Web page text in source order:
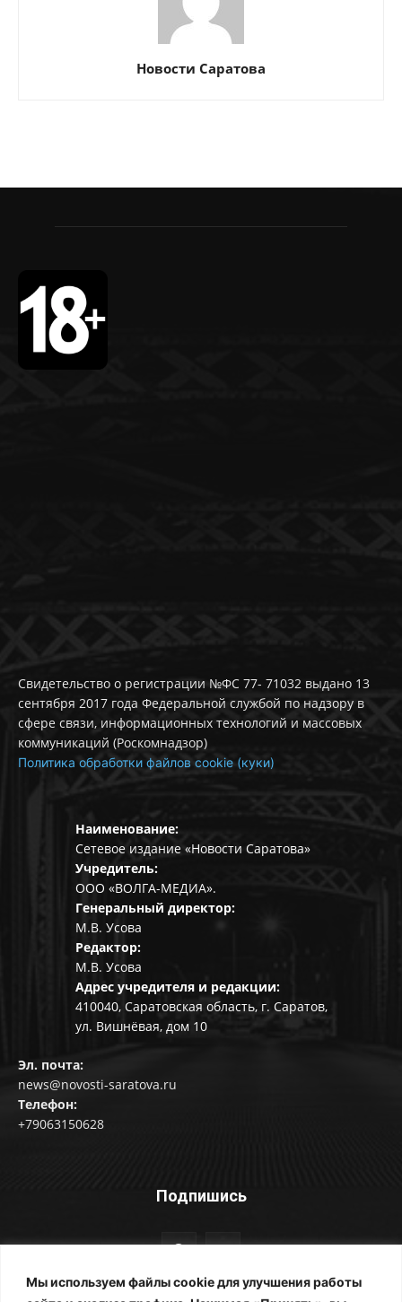
Мы используем файлы cookie для улучшения работы
Новости Саратова
Свидетельство о регистрации №ФС 77- 71032 выдано 13
сентября 2017 года Федеральной службой по надзору в
сфере связи, информационных технологий и массовых
коммуникаций (Роскомнадзор)
Политика обработки файлов cookie (куки)
Наименование:
Сетевое издание «Новости Саратова»
Учредитель:
ООО «ВОЛГА-МЕДИА».
Генеральный директор:
М.В. Усова
Редактор:
М.В. Усова
Адрес учредителя и редакции:
410040, Саратовская область, г. Саратов,
ул. Вишнёвая, дом 10
Эл. почта:
news@novosti-saratova.ru
Телефон:
+79063150628
Подпишись